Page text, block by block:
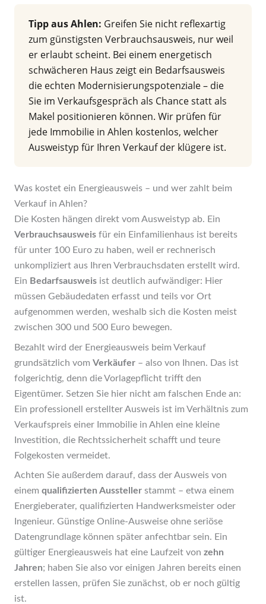
Tipp aus Ahlen: Greifen Sie nicht reflexartig
zum günstigsten Verbrauchsausweis, nur weil
er erlaubt scheint. Bei einem energetisch
schwächeren Haus zeigt ein Bedarfsausweis
die echten Modernisierungspotenziale – die
Sie im Verkaufsgespräch als Chance statt als
Makel positionieren können. Wir prüfen für
jede Immobilie in Ahlen kostenlos, welcher
Ausweistyp für Ihren Verkauf der klügere ist.
Was kostet ein Energieausweis – und wer zahlt beim
Verkauf in Ahlen?
Die Kosten hängen direkt vom Ausweistyp ab. Ein
Verbrauchsausweisfür ein Einfamilienhaus ist bereits
für unter 100 Euro zu haben, weil er rechnerisch
unkompliziert aus Ihren Verbrauchsdaten erstellt wird.
Ein Bedarfsausweisist deutlich aufwändiger: Hier
müssen Gebäudedaten erfasst und teils vor Ort
aufgenommen werden, weshalb sich die Kosten meist
zwischen 300 und 500 Euro bewegen.
Bezahlt wird der Energieausweis beim Verkauf
grundsätzlich vom Verkäufer– also von Ihnen. Das ist
folgerichtig, denn die Vorlagepflicht trifft den
Eigentümer. Setzen Sie hier nicht am falschen Ende an:
Ein professionell erstellter Ausweis ist im Verhältnis zum
Verkaufspreis einer Immobilie in Ahlen eine kleine
Investition, die Rechtssicherheit schafft und teure
Folgekosten vermeidet.
Achten Sie außerdem darauf, dass der Ausweis von
einem qualifizierten Ausstellerstammt – etwa einem
Energieberater, qualifizierten Handwerksmeister oder
Ingenieur. Günstige Online-Ausweise ohne seriöse
Datengrundlage können später anfechtbar sein. Ein
gültiger Energieausweis hat eine Laufzeit von zehn
Jahren; haben Sie also vor einigen Jahren bereits einen
erstellen lassen, prüfen Sie zunächst, ob er noch gültig
ist.